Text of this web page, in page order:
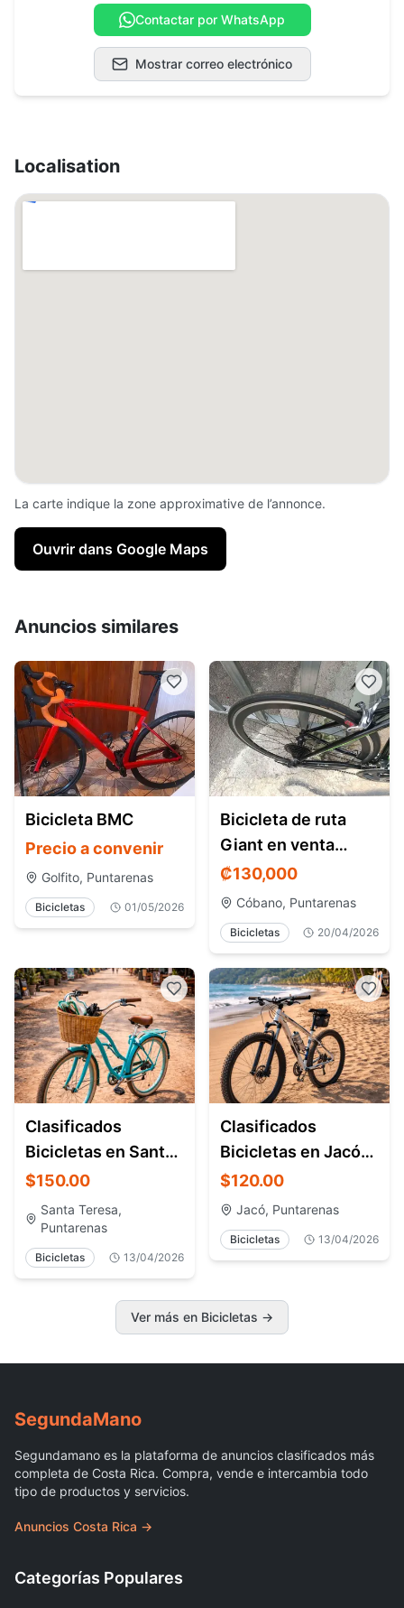
Contactar por WhatsApp
Mostrar correo electrónico
Localisation
La carte indique la zone approximative de l’annonce.
Ouvrir dans Google Maps
Anuncios similares
Bicicleta BMC
Precio a convenir
Golfito, Puntarenas
Bicicletas 01/05/2026
Bicicleta de ruta
Giant en venta
Costa Rica barata
₡130,000
Cóbano, Puntarenas
Bicicletas 20/04/2026
Clasificados
Bicicletas en Santa
Teresa Costa Rica –
Compra y Venta
$150.00
Santa Teresa,
Puntarenas
Bicicletas 13/04/2026
Clasificados
Bicicletas en Jacó
Costa Rica –
Compra y Venta
$120.00
Jacó, Puntarenas
Bicicletas 13/04/2026
Ver más en Bicicletas →
SegundaMano
Segundamano es la plataforma de anuncios clasificados más
completa de Costa Rica. Compra, vende e intercambia todo
tipo de productos y servicios.
Anuncios Costa Rica →
Categorías Populares